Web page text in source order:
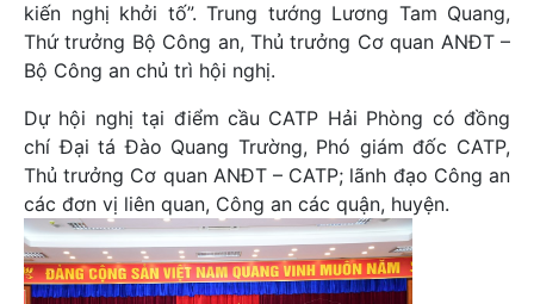
kiến nghị khởi tố”. Trung tướng Lương Tam Quang,
Thứ trưởng Bộ Công an, Thủ trưởng Cơ quan ANĐT –
Bộ Công an chủ trì hội nghị.
Dự hội nghị tại điểm cầu CATP Hải Phòng có đồng
chí Đại tá Đào Quang Trường, Phó giám đốc CATP,
Thủ trưởng Cơ quan ANĐT – CATP; lãnh đạo Công an
các đơn vị liên quan, Công an các quận, huyện.